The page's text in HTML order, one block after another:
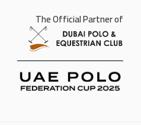
The Official Partner of